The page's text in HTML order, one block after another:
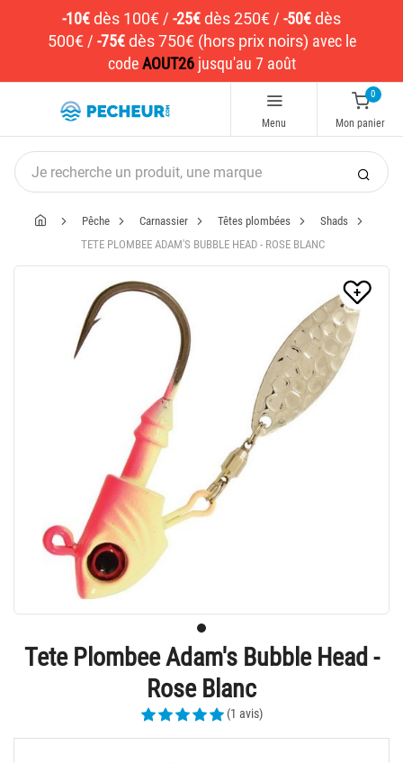
-10€dès 100€ / -25€dès 250€ / -50€dès
500€/ -75€ dès 750€ (hors prix noirs) avec le
codeAOUT26jusqu'au 7 août
Menu
0
Mon panier
Pêche Carnassier Têtes plombées
Shads
TETE PLOMBEE ADAM'S BUBBLE HEAD - ROSE BLANC
Tete Plombee Adam's Bubble Head -
Rose Blanc
(1 avis)